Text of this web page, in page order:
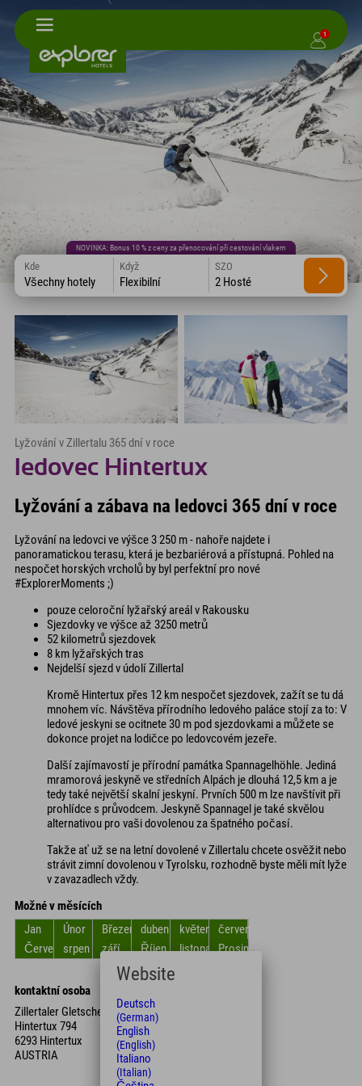
1
NOVINKA: Bonus 10 % z ceny za přenocování při cestování vlakem
Kde
Všechny hotely
Když
Flexibilní
SZO
2 Hosté
Lyžování v Zillertalu 365 dní v roce
ledovec Hintertux
Lyžování a zábava na ledovci 365 dní v roce
Lyžování na ledovci ve výšce 3 250 m - nahoře najdete i
panoramatickou terasu, která je bezbariérová a přístupná. Pohled na
nespočet horských vrcholů by byl perfektní pro nové
#ExplorerMoments ;)
pouze celoroční lyžařský areál v Rakousku
Sjezdovky ve výšce až 3250 metrů
52 kilometrů sjezdovek
8 km lyžařských tras
Nejdelší sjezd v údolí Zillertal
Kromě Hintertux přes 12 km nespočet sjezdovek, zažít se tu dá
mnohem víc. Návštěva přírodního ledového paláce stojí za to: V
ledové jeskyni se ocitnete 30 m pod sjezdovkami a můžete se
dokonce projet na lodičce po ledovcovém jezeře.
Další zajímavostí je přírodní památka Spannagelhöhle. Jediná
mramorová jeskyně ve středních Alpách je dlouhá 12,5 km a je
tedy také největší skalní jeskyní. Prvních 500 m lze navštívit při
prohlídce s průvodcem. Jeskyně Spannagel je také skvělou
alternativou pro vaši dovolenou za špatného počasí.
Takže ať už se na letní dovolené v Zillertalu chcete osvěžit nebo
strávit zimní dovolenou v Tyrolsku, rozhodně byste měli mít lyže
v zavazadlech vždy.
Možné v měsících
Jan
Únor Březen duben květen
červen
Červenecsrpen září Říjen listopadProsinec
kontaktní osoba
Zillertaler Gletscherbahn GmbH & Co KG
Hintertux 794
6293 Hintertux
AUSTRIA
Website
Deutsch
(German)
English
(English)
Italiano
(Italian)